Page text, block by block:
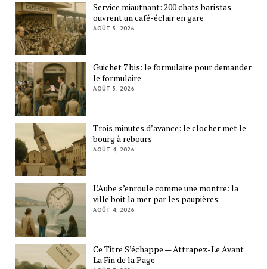
Service miautnant: 200 chats baristas
ouvrent un café-éclair en gare
AOÛT 5, 2026
Guichet 7 bis: le formulaire pour demander
le formulaire
AOÛT 5, 2026
Trois minutes d’avance: le clocher met le
bourg à rebours
AOÛT 4, 2026
L’Aube s’enroule comme une montre: la
ville boit la mer par les paupières
AOÛT 4, 2026
Ce Titre S’échappe — Attrapez-Le Avant
La Fin de la Page